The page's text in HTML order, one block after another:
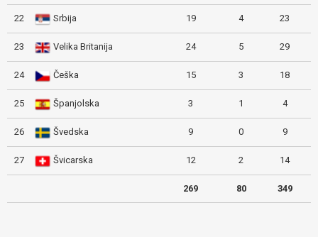
22 Srbija 19 4 23
23 Velika Britanija 24 5 29
24 Češka 15 3 18
25 Španjolska 3 1 4
26 Švedska 9 0 9
27 Švicarska 12 2 14
269 80 349